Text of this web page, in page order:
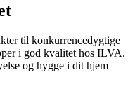
til konkurrencedygtige
i god kvalitet hos ILVA.
og hygge i dit hjem